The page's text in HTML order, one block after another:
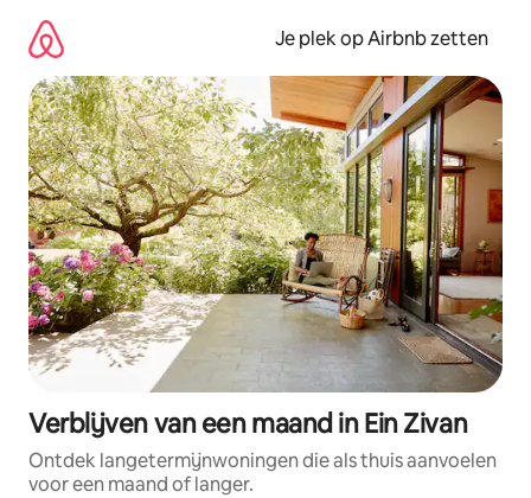
direct
naar
inhoud
Je plek op Airbnb zetten
Verblijven van een maand in Ein Zivan
Ontdek langetermijnwoningen die als thuis aanvoelen
voor een maand of langer.